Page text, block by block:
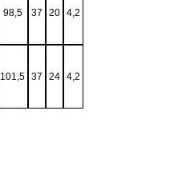
98,5 37 20 4,2
101,5 37 24 4,2